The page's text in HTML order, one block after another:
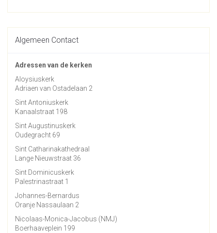
Algemeen Contact
Adressen van de kerken
Aloysiuskerk
Adriaen van Ostadelaan 2
Sint Antoniuskerk
Kanaalstraat 198
Sint Augustinuskerk
Oudegracht 69
Sint Catharinakathedraal
Lange Nieuwstraat 36
Sint Dominicuskerk
Palestrinastraat 1
Johannes-Bernardus
Oranje Nassaulaan 2
Nicolaas-Monica-Jacobus (NMJ)
Boerhaaveplein 199